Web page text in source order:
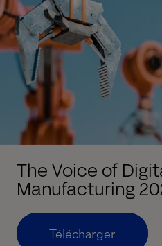
The Voice of
Manufacturing
Télécharger